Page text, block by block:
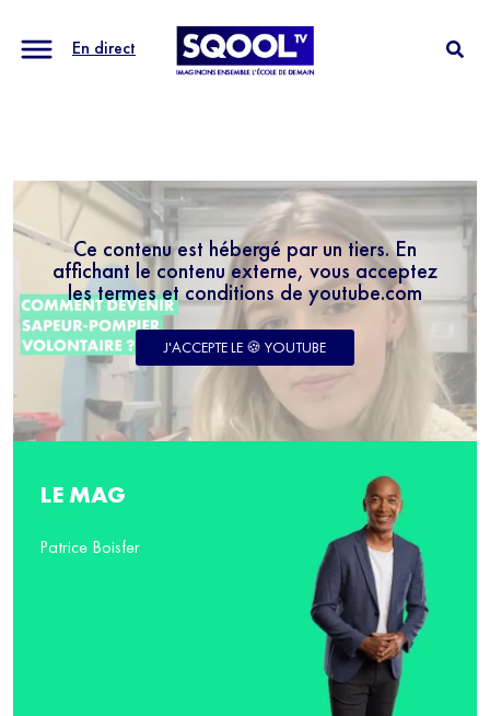
En direct
Ce contenu est hébergé par un tiers. En
affichant le contenu externe, vous acceptez
les termes et conditions de youtube.com
J'ACCEPTE LE 🍪 YOUTUBE
LE MAG
Patrice Boisfer